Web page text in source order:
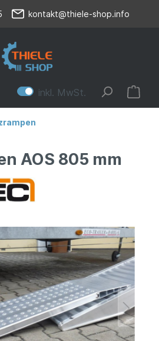
kontakt@thiele-shop.info
inkl. MwSt.
AOS 805 mm